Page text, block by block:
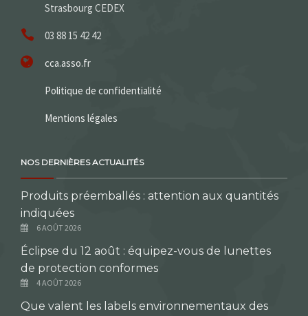
Strasbourg CEDEX
03 88 15 42 42
cca.asso.fr
Politique de confidentialité
Mentions légales
NOS DERNIÈRES ACTUALITÉS
Produits préemballés : attention aux quantités
indiquées
6 AOÛT 2026
Éclipse du 12 août : équipez-vous de lunettes
de protection conformes
4 AOÛT 2026
Que valent les labels environnementaux des